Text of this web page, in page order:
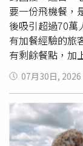
寫，先初步寫出
確的指令，不然
合修飾，不管是
類」。也有人說
個非自願離職，
歷，吸引HR、
會……但切記誇
別、學歷、語言
至於經歷、軟實
知道，這時候就
要一份飛機餐，
後吸引超過70萬
有加餐經驗的旅
有剩餘餐點，加
供。不少空服員
備，但仍會視航
機組人員無法立
始就要求加餐，
機旅客都完成配
空服員也分享，
07月30日, 2026